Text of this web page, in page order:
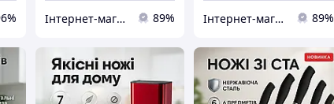
Інтернет-магазин 1001 Дрібниця 89% Інтернет-магазин 1001 Дрібниця 89%